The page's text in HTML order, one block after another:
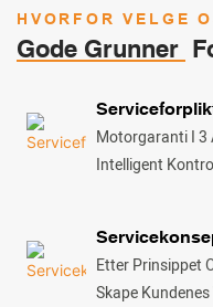
HVORFOR VELGE
Gode Grunner
Motorgaranti I 3
Intelligent
Skader Er Ikke
Etter Prinsippet
Skape